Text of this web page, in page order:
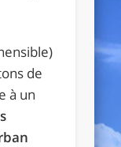
de
à un